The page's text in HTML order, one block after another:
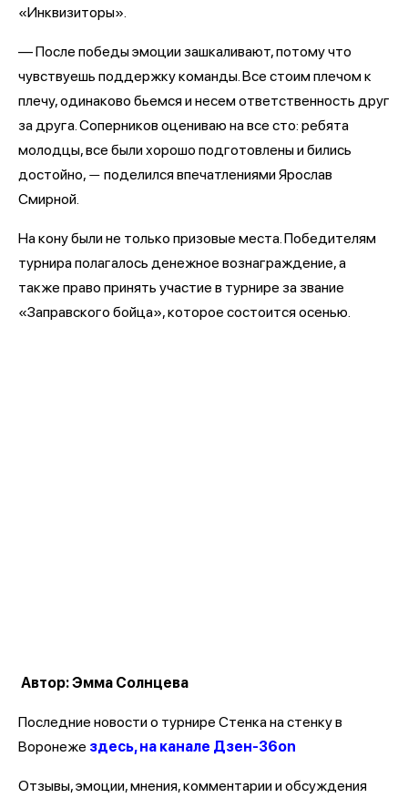
«Инквизиторы».
— После победы эмоции зашкаливают, потому что
чувствуешь поддержку команды. Все стоим плечом к
плечу, одинаково бьемся и несем ответственность друг
за друга. Соперников оцениваю на все сто: ребята
молодцы, все были хорошо подготовлены и бились
достойно, — поделился впечатлениями Ярослав
Смирной.
На кону были не только призовые места. Победителям
турнира полагалось денежное вознаграждение, а
также право принять участие в турнире за звание
«Заправского бойца», которое состоится осенью.
Автор: Эмма Солнцева
Последние новости о турнире Стенка на стенку в
Воронеже здесь, на канале Дзен-36on
Отзывы, эмоции, мнения, комментарии и обсуждения